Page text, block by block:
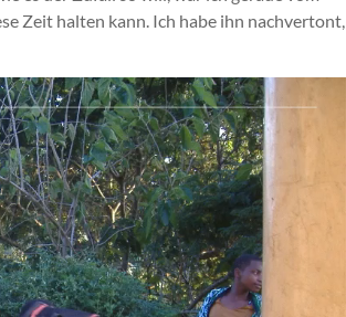
Zeit halten kann. Ich habe ihn nachvertont,